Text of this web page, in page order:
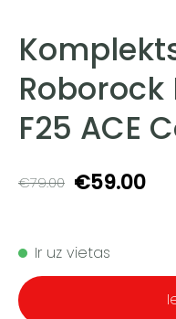
Roborock
F25 ACE
€79.00 €59.00
Ir uz vietas